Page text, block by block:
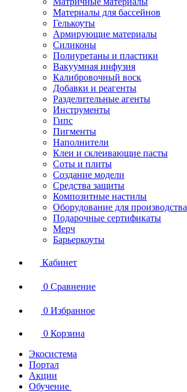
Материалы для бассейнов
Гелькоуты
Армирующие материалы
Силиконы
Полиуретаны и пластики
Вакуумная инфузия
Калибровочный воск
Добавки и реагенты
Разделительные агенты
Инструменты
Гипс
Пигменты
Наполнители
Клеи и склеивающие пасты
Соты и плиты
Создание модели
Средства защиты
Композитные настилы
Оборудование для производства
Подарочные сертификаты
Мерч
Барьеркоуты
Кабинет
0 Сравнение
0 Избранное
0 Корзина
Экосистема
Портал
Акции
Обучение